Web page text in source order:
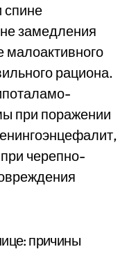
замедления
рациона.
при поражении
черепно-